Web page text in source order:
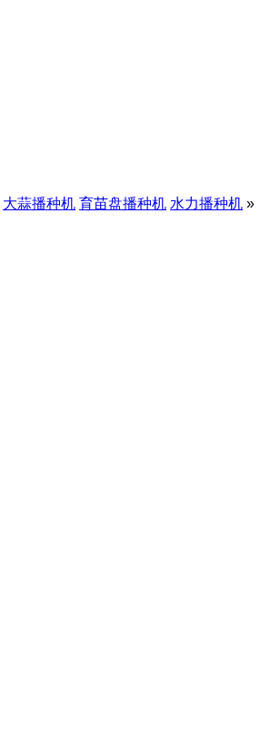
大蒜播种机 育苗盘播种机 水力播种机 »